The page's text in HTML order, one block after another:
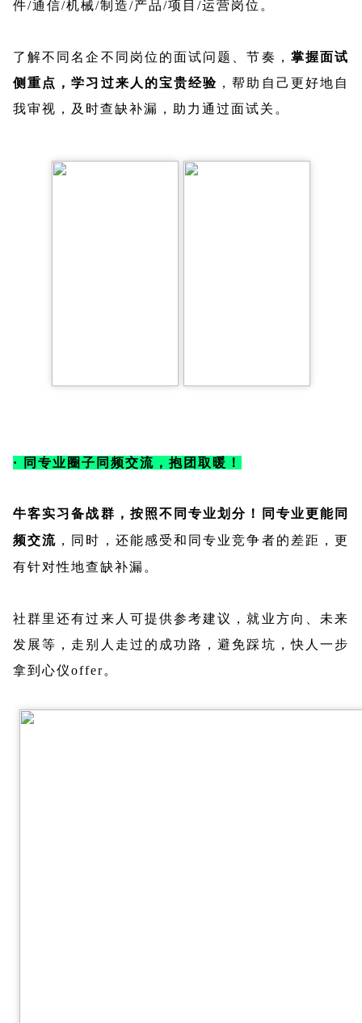
件/通信/机械/制造/产品/项目/运营岗位。
了解不同名企不同岗位的面试问题、节奏， 掌握面试
侧重点，学习过来人的宝贵经验 ，帮助自己更好地自
我审视，及时查缺补漏，助力通过面试关。
· 同专业圈子同频交流，抱团取暖！
牛客实习备战群，按照不同专业划分！同专业更能同
频交流 ，同时，还能感受和同专业竞争者的差距，更
有针对性地查缺补漏。
社群里还有过来人可提供参考建议，就业方向、未来
发展等，走别人走过的成功路，避免踩坑，快人一步
拿到心仪offer。